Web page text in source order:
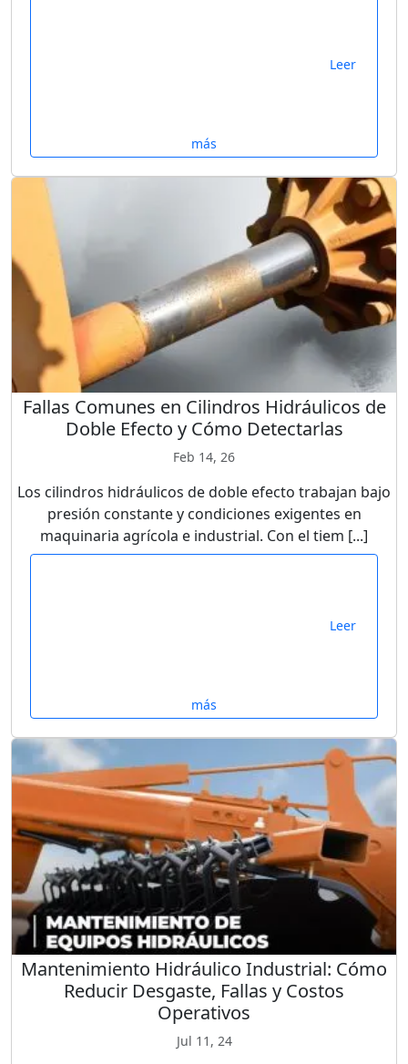
Leer
más
Fallas Comunes en Cilindros Hidráulicos de
Doble Efecto y Cómo Detectarlas
Feb 14, 26
Los cilindros hidráulicos de doble efecto trabajan bajo
presión constante y condiciones exigentes en
maquinaria agrícola e industrial. Con el tiem [...]
Leer
más
Mantenimiento Hidráulico Industrial: Cómo
Reducir Desgaste, Fallas y Costos
Operativos
Jul 11, 24